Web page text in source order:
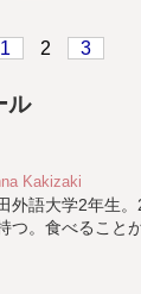
1
2 3
ル
Kakizaki
外語大学2年生
つ。食べること